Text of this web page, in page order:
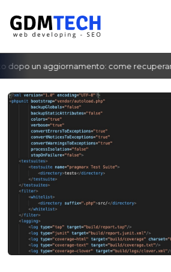
un aggiornamento: come recuperarlo
‹